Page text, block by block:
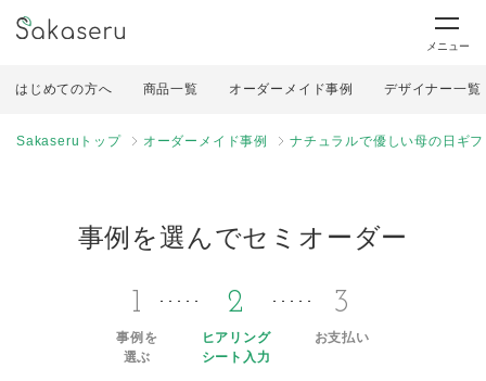
メニュー
はじめての方へ 商品一覧 オーダーメイド事例 デザイナー一覧
Sakaseruトップ オーダーメイド事例 ナチュラルで優しい母の日ギ
事例を選んでセミオーダー
1
事例を
選ぶ
2
ヒアリング
シート入力
3
お支払い